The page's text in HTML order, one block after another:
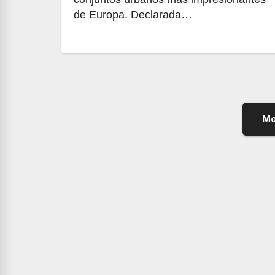
de Europa. Declarada…